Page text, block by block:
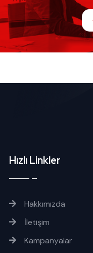
Hızlı Linkler
Hakkımızda
İletişim
Kampanyalar